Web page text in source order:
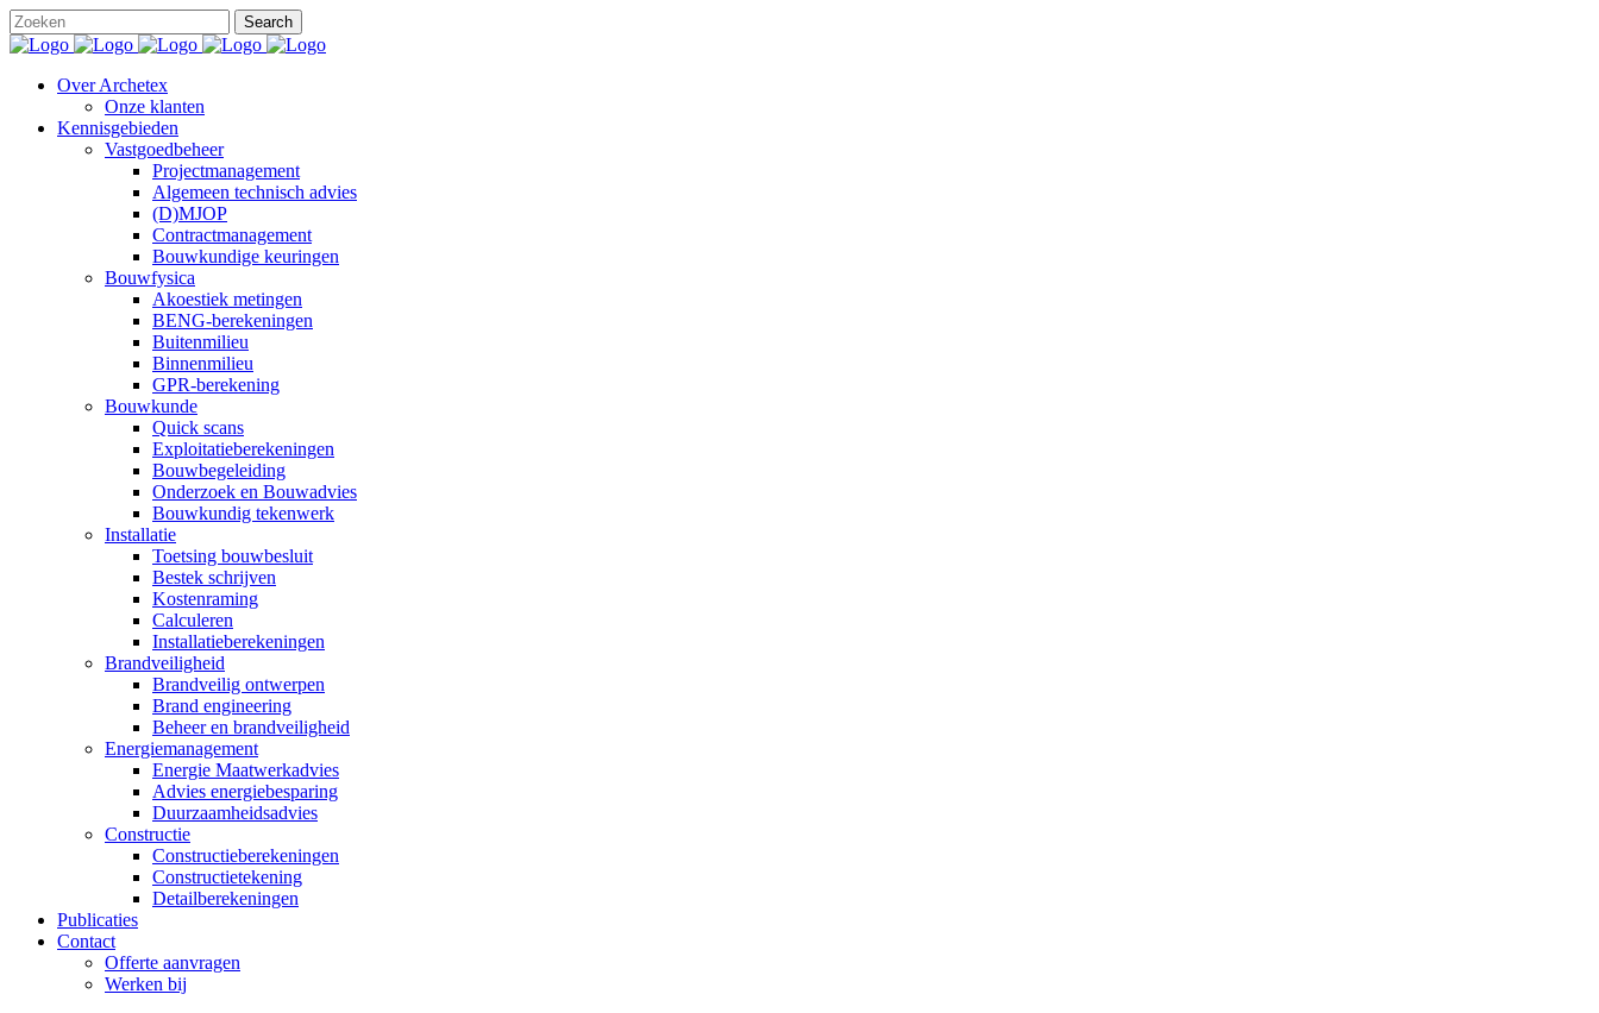
Over Archetex
Onze klanten
Kennisgebieden
Vastgoedbeheer
Projectmanagement
Algemeen technisch advies
(D)MJOP
Contractmanagement
Bouwkundige keuringen
Bouwfysica
Akoestiek metingen
BENG-berekeningen
Buitenmilieu
Binnenmilieu
GPR-berekening
Bouwkunde
Quick scans
Exploitatieberekeningen
Bouwbegeleiding
Onderzoek en Bouwadvies
Bouwkundig tekenwerk
Installatie
Toetsing bouwbesluit
Bestek schrijven
Kostenraming
Calculeren
Installatieberekeningen
Brandveiligheid
Brandveilig ontwerpen
Brand engineering
Beheer en brandveiligheid
Energiemanagement
Energie Maatwerkadvies
Advies energiebesparing
Duurzaamheidsadvies
Constructie
Constructieberekeningen
Constructietekening
Detailberekeningen
Publicaties
Contact
Offerte aanvragen
Werken bij